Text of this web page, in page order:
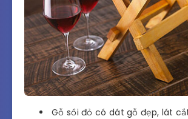
Gỗ sồi đỏ có dát gỗ đẹp, lát